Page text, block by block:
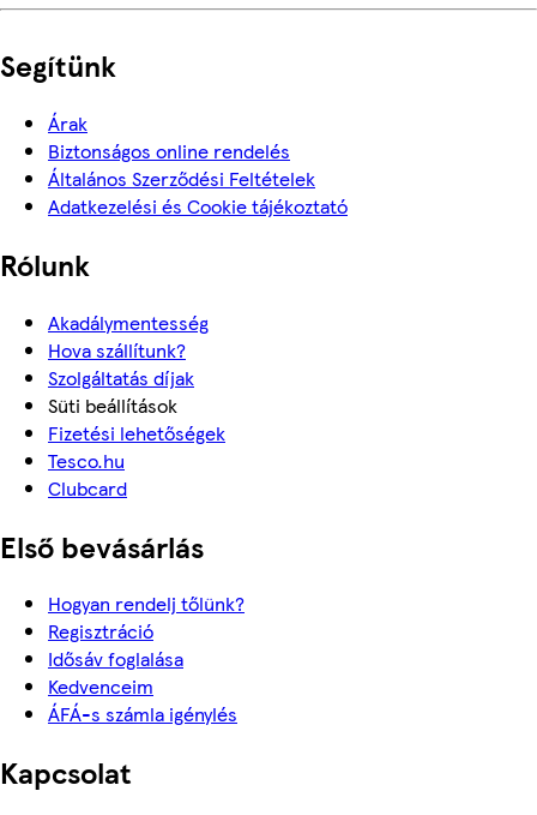
Segítünk
Árak
Biztonságos online rendelés
Általános Szerződési Feltételek
Adatkezelési és Cookie tájékoztató
Rólunk
Akadálymentesség
Hova szállítunk?
Szolgáltatás díjak
Süti beállítások
Fizetési lehetőségek
Tesco.hu
Clubcard
Első bevásárlás
Hogyan rendelj tőlünk?
Regisztráció
Idősáv foglalása
Kedvenceim
ÁFÁ-s számla igénylés
Kapcsolat